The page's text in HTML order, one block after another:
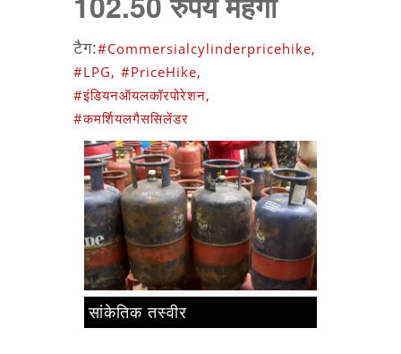
टैग:#Commersialcylinderpricehike,
#LPG, #PriceHike,
#इंडियनऑयलकॉरपोरेशन,
#कमर्शियलगैससिलेंडर
सांकेतिक तस्वीर